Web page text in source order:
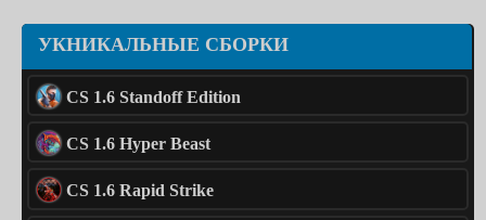
УКНИКАЛЬНЫЕ СБОРКИ
CS 1.6 Standoff Edition
CS 1.6 Hyper Beast
CS 1.6 Rapid Strike